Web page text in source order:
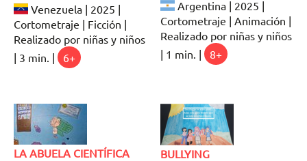
Venezuela | 2025 |
Cortometraje | Ficción |
Realizado por niñas y niños
| 3 min. |
6+
Argentina | 2025 |
Cortometraje | Animación |
Realizado por niñas y niños
| 1 min. |
8+
LA ABUELA CIENTÍFICA
BULLYING